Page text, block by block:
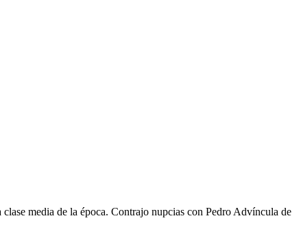
media de la época. Contrajo nupcias con Pedro Advíncula de